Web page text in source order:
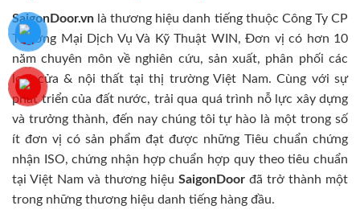
SaigonDoor.vn là thương hiệu danh tiếng thuộc Công Ty CP
Thương Mại Dịch Vụ Và Kỹ Thuật WIN, Đơn vị có hơn 10
năm chuyên môn về nghiên cứu, sản xuất, phân phối các
loại cửa & nội thất tại thị trường Việt Nam. Cùng với sự
phát triển của đất nước, trải qua quá trình nỗ lực xây dựng
và trưởng thành, đến nay chúng tôi tự hào là một trong số
ít đơn vị có sản phẩm đạt được những Tiêu chuẩn chứng
nhận ISO, chứng nhận hợp chuẩn hợp quy theo tiêu chuẩn
tại Việt Nam và thương hiệu SaigonDoor đã trở thành một
trong những thương hiệu danh tiếng hàng đầu.